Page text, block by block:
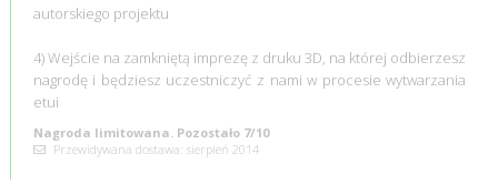
autorskiego projektu
4) Wejście na zamkniętą imprezę z druku 3D, na której odbierzesz
nagrodę i będziesz uczestniczyć z nami w procesie wytwarzania
etui
Nagroda limitowana. Pozostało 7/10
Przewidywana dostawa: sierpień 2014